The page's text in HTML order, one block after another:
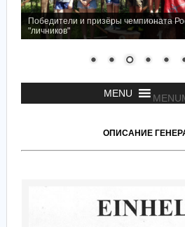
Победители и призёры чемпионата
"личников"
MENU
ОПИСАНИЕ